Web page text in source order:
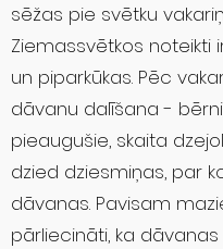
sēžas pie svētku
Ziemassvētkos noteikti
un piparkūkas. Pēc
dāvanu dalīšana -
pieaugušie, skaita
dzied dziesmiņas, par
dāvanas. Pavisam
pārliecināti, ka